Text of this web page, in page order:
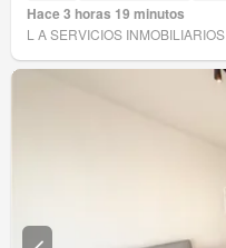
Hace 3 horas 19 minutos
L A SERVICIOS INMOBILIARIOS